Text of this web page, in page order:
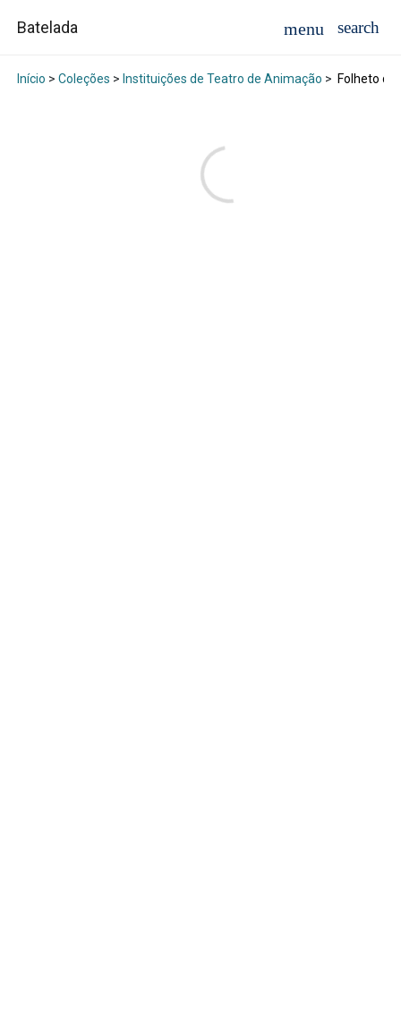
Batelada
Início > Coleções > Instituições de Teatro de Animação > Folheto